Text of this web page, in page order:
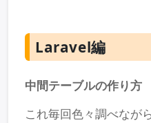
Laravel編
中間テーブルの作り方
これ毎回色々調べなが